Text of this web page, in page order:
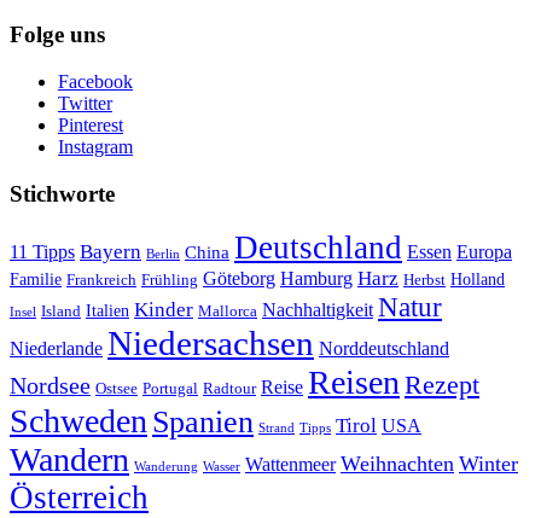
Folge uns
Facebook
Twitter
Pinterest
Instagram
Stichworte
11 Tipps Bayern Berlin China Deutschland Essen Europa
Familie Frankreich Frühling Göteborg Hamburg Harz Herbst Holland
Insel Island Italien Kinder Mallorca Nachhaltigkeit Natur
Niederlande Niedersachsen Norddeutschland
Nordsee Ostsee Portugal Radtour Reise ReisenRezept
SchwedenSpanien Strand Tipps Tirol USA
Wandern Wanderung Wasser Wattenmeer Weihnachten Winter
Österreich